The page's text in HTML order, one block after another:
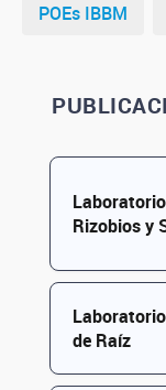
POEs IBBM
Rizobios y
de Raíz